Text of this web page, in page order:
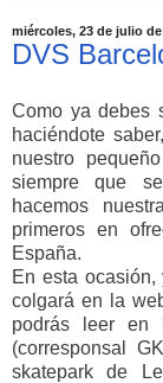
miércoles, 23 de julio de
DVS
Como ya debes
haciéndote
nuestro
siempre que
hacemos
primeros en
España.
En esta
colgará en la
podrás leer en
(corresponsal
skatepark de